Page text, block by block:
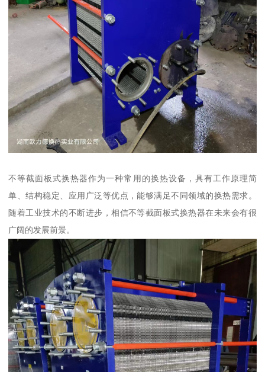
不等截面板式换热器作为一种常用的换热设备，具有工作原理简
单、结构稳定、应用广泛等优点，能够满足不同领域的换热需求。
随着工业技术的不断进步，相信不等截面板式换热器在未来会有很
广阔的发展前景。